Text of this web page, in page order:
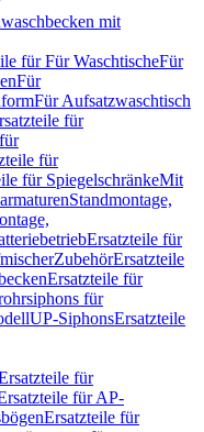
mit
für Für WaschtischeFür
Für
Für Aufsatzwaschtisch
für
für
für SpiegelschränkeMit
Standmontage,
Ersatzteile für
ZubehörErsatzteile
Ersatzteile für
für
UP-SiphonsErsatzteile
für
für AP-
Ersatzteile für